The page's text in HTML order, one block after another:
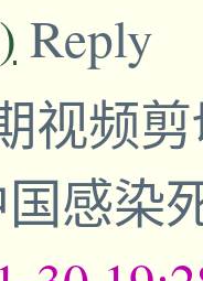
Reply
视频
感染